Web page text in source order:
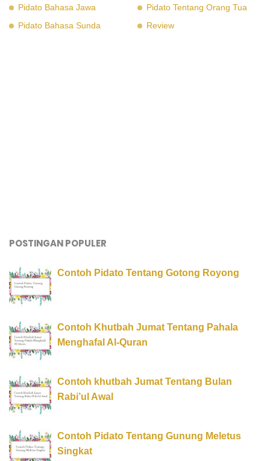
Pidato Bahasa Jawa
Pidato Bahasa Sunda
Pidato Tentang Orang Tua
Review
POSTINGAN POPULER
Contoh Pidato Tentang Gotong Royong
Contoh Khutbah Jumat Tentang Pahala
Menghafal Al-Quran
Contoh khutbah Jumat Tentang Bulan
Rabi’ul Awal
Contoh Pidato Tentang Gunung Meletus
Singkat